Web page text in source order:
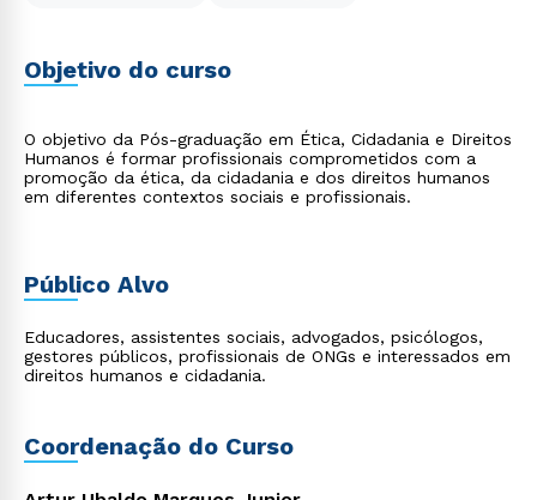
Objetivo do curso
O objetivo da Pós-graduação em Ética, Cidadania e Direitos
Humanos é formar profissionais comprometidos com a
promoção da ética, da cidadania e dos direitos humanos
em diferentes contextos sociais e profissionais.
Público Alvo
Educadores, assistentes sociais, advogados, psicólogos,
gestores públicos, profissionais de ONGs e interessados em
direitos humanos e cidadania.
Coordenação do Curso